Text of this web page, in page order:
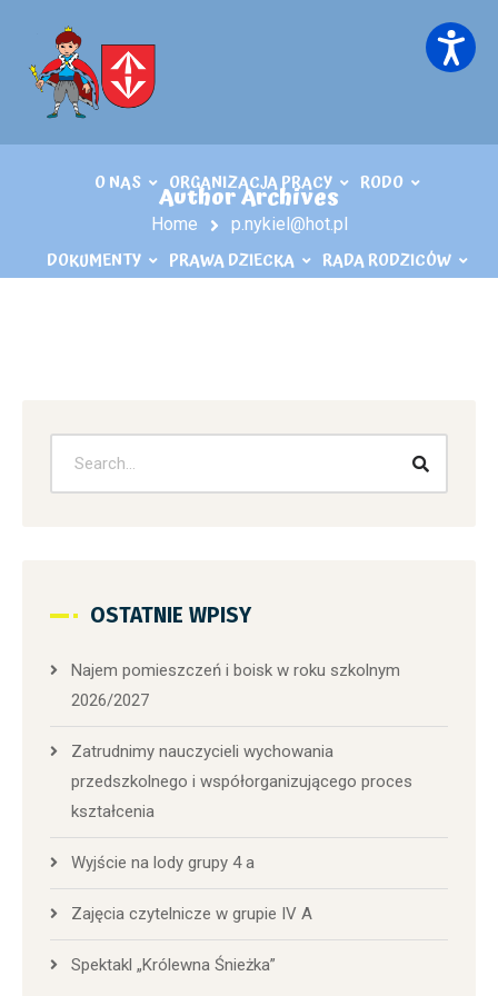
O NAS ORGANIZACJA PRACY RODO
DOKUMENTY PRAWA DZIECKA RADA RODZICÓW
Author Archives
Home p.nykiel@hot.pl
OSTATNIE WPISY
Najem pomieszczeń i boisk w roku szkolnym
2026/2027
Zatrudnimy nauczycieli wychowania
przedszkolnego i współorganizującego proces
kształcenia
Wyjście na lody grupy 4 a
Zajęcia czytelnicze w grupie IV A
Spektakl „Królewna Śnieżka”